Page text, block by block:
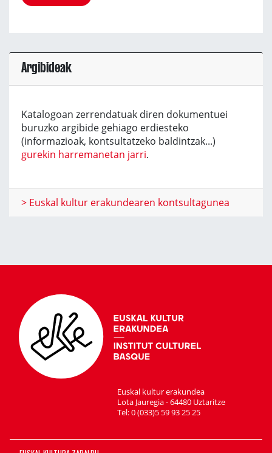
Argibideak
Katalogoan zerrendatuak diren dokumentuei
buruzko argibide gehiago erdiesteko
(informazioak, kontsultatzeko baldintzak...)
gurekin harremanetan jarri.
> Euskal kultur erakundearen kontsultagunea
Euskal kultur erakundea
Lota Jauregia - 64480 Uztaritze
Tel: 0 (033)5 59 93 25 25